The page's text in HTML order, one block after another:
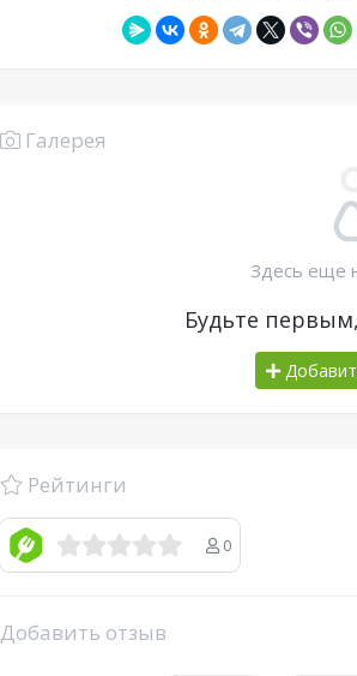
Галерея
Здесь еще
Будьте
Рейтинги
0
Добавить отзыв